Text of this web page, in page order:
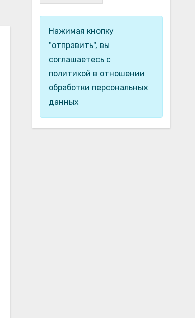
Нажимая кнопку
"отправить", вы
соглашаетесь с
политикой в отношении
обработки персональных
данных